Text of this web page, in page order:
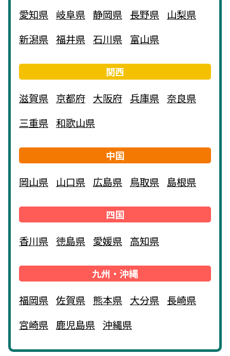
愛知県 岐阜県 静岡県 長野県
山梨県
新潟県 福井県 石川県 富山県
関西
滋賀県 京都府 大阪府 兵庫県 奈良県
三重県 和歌山県
中国
岡山県 山口県 広島県 鳥取県 島根県
四国
香川県 徳島県 愛媛県 高知県
九州・沖縄
福岡県 佐賀県 熊本県 大分県 長崎県
宮崎県 鹿児島県 沖縄県